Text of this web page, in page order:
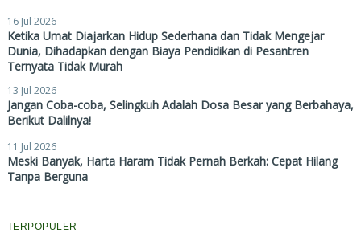
16 Jul 2026
Ketika Umat Diajarkan Hidup Sederhana dan Tidak Mengejar
Dunia, Dihadapkan dengan Biaya Pendidikan di Pesantren
Ternyata Tidak Murah
13 Jul 2026
Jangan Coba-coba, Selingkuh Adalah Dosa Besar yang Berbahaya,
Berikut Dalilnya!
11 Jul 2026
Meski Banyak, Harta Haram Tidak Pernah Berkah: Cepat Hilang
Tanpa Berguna
TERPOPULER